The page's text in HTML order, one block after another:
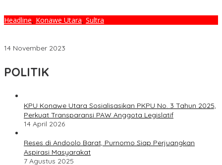
Headline, Konawe Utara, Sultra
14 November 2023
POLITIK
KPU Konawe Utara Sosialisasikan PKPU No. 3 Tahun 2025,
Perkuat Transparansi PAW Anggota Legislatif
14 April 2026
Reses di Andoolo Barat, Purnomo Siap Perjuangkan
Aspirasi Masyarakat
7 Agustus 2025